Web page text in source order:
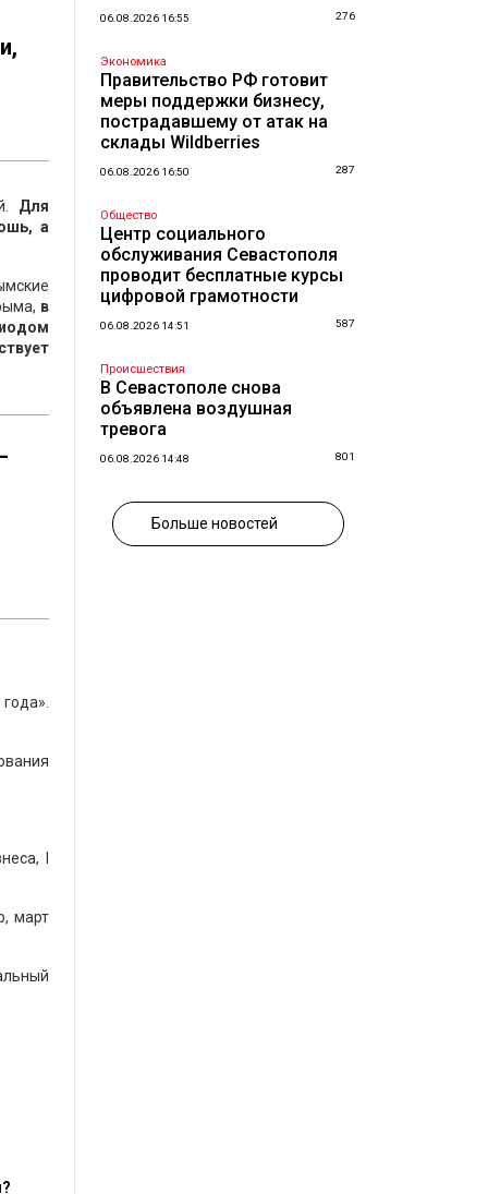
Для
а
в
I
март
06.08.2026 16:55 276
Экономика
Правительство РФ готовит
меры поддержки бизнесу,
пострадавшему от атак на
склады Wildberries
06.08.2026 16:50 287
Общество
Центр социального
обслуживания Севастополя
проводит бесплатные курсы
цифровой грамотности
06.08.2026 14:51 587
Происшествия
В Севастополе снова
объявлена воздушная
тревога
06.08.2026 14:48 801
Больше новостей